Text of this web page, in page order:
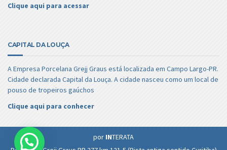
Clique aqui para acessar
CAPITAL DA LOUÇA
A Empresa Porcelana Grejj Graus está localizada em Campo Largo-PR.
Cidade declarada Capital da Louça. A cidade nasceu como um local de
pouso de tropeiros gaúchos
Clique aqui para conhecer
por INTERATA